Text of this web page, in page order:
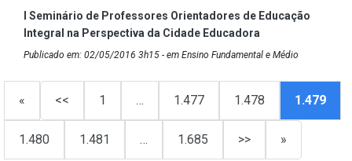
I Seminário de Professores Orientadores de Educação
Integral na Perspectiva da Cidade Educadora
Publicado em: 02/05/2016 3h15 - em Ensino Fundamental e Médio
« << 1 … 1.477 1.478 1.479
1.480 1.481 … 1.685 >> »